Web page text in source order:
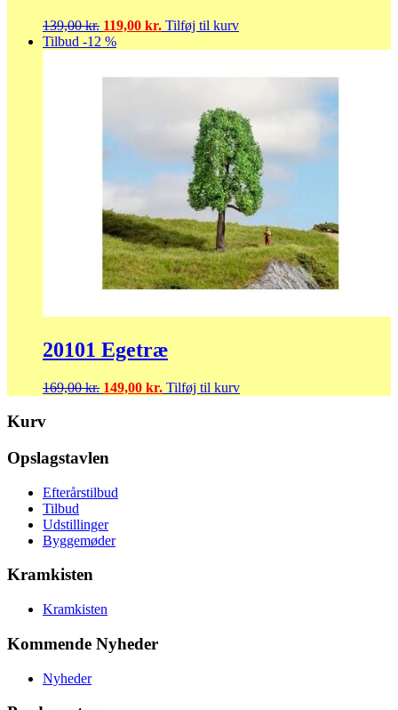
139,00kr. Den
oprindelige
119,00 kr. Den
Tilføj til kurv
Tilbud -12 %
20101 Egetræ
169,00kr. Den
149,00 kr. Den
Tilføj til kurv
Kurv
Opslagstavlen
Efterårstilbud
Tilbud
Udstillinger
Byggemøder
Kramkisten
Kramkisten
Kommende Nyheder
Nyheder